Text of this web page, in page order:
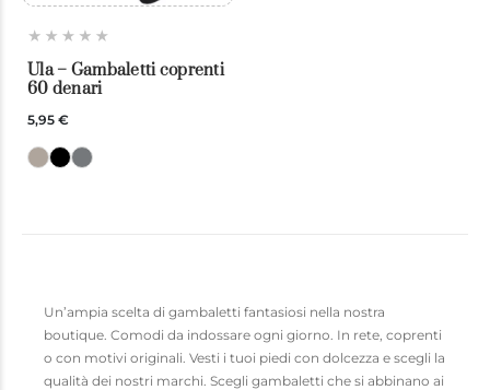
Ula – Gambaletti coprenti
60 denari
5,95 €
Un’ampia scelta di gambaletti fantasiosi nella nostra
boutique. Comodi da indossare ogni giorno. In rete, coprenti
o con motivi originali. Vesti i tuoi piedi con dolcezza e scegli la
qualità dei nostri marchi. Scegli gambaletti che si abbinano ai